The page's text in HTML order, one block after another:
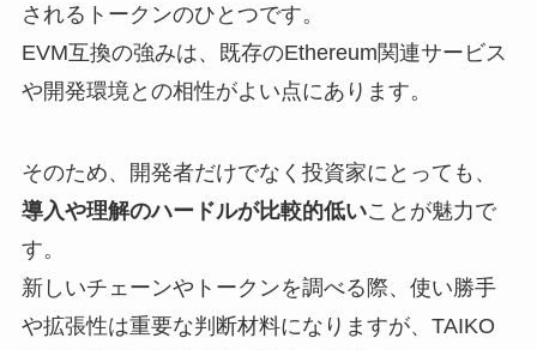
されるトークンのひとつです。
EVM互換の強みは、既存のEthereum関連サービス
や開発環境との相性がよい点にあります。
そのため、開発者だけでなく投資家にとっても、
導入や理解のハードルが比較的低いことが魅力で
す。
新しいチェーンやトークンを調べる際、使い勝手
や拡張性は重要な判断材料になりますが、TAIKO